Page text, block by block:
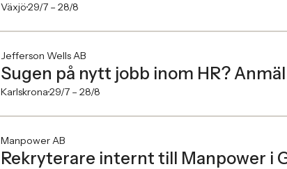
Växjö29/7 – 28/8
Jefferson Wells AB
Sugen på nytt jobb inom HR?
Karlskrona29/7 – 28/8
Manpower AB
Rekryterare internt till Manpower i